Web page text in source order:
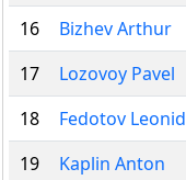
16 Bizhev Arthur
17 Lozovoy Pavel
18 Fedotov Leonid
19 Kaplin Anton